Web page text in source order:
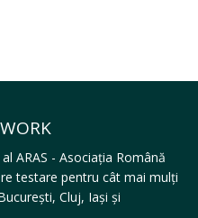
ARAS - Asociația Română
testare pentru cât mai mulți
Cluj, Iași și